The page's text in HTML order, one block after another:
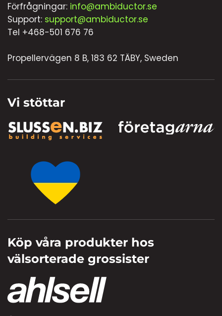
Förfrågningar: info@ambiductor.se
Support: support@ambiductor.se
Tel +468-501 676 76
Propellervägen 8 B, 183 62 TÄBY, Sweden
Vi stöttar
Köp våra produkter hos
välsorterade grossister